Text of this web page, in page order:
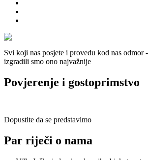
Svi koji nas posjete i provedu kod nas odmor
izgradili smo ono najvažnije
Povjerenje i gostoprimstvo
Dopustite da se predstavimo
Par riječi o nama